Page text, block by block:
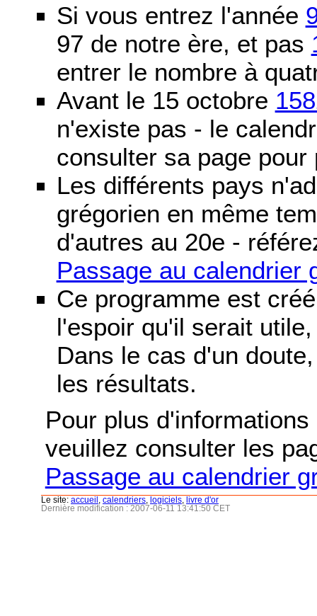
Si vous entrez l'année
97 de notre ère, et pas
entrer le nombre à
Avant le 15 octobre
n'existe pas - le
consulter sa page pour
Les différents pays
grégorien en même
d'autres au 20e -
Passage au calendrier
Ce programme est
l'espoir qu'il serait
Dans le cas d'un
les résultats.
Pour plus
veuillez consulter les
Passage au calendrier
Le site: accueil calendriers logiciels
livre d'or
Dernière modification : 2007-06-11 13:41:50 CET